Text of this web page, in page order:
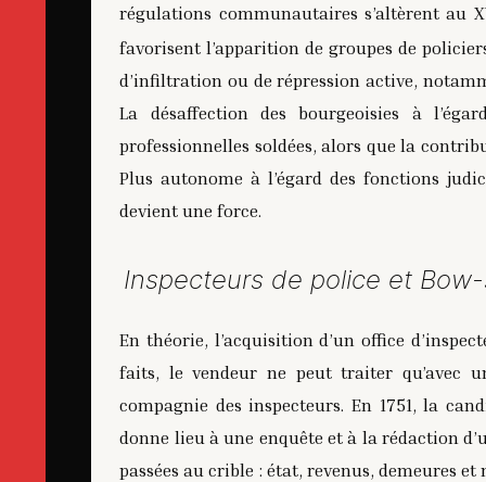
régulations communautaires s’altèrent au
favorisent l’apparition de groupes de
d’infiltration ou de répression active,
La désaffection des bourgeoisies à
professionnelles soldées, alors que la
Plus autonome à l’égard des fonctions
devient une force.
Inspecteurs de police et
En théorie, l’acquisition d’un office
faits, le vendeur ne peut traiter qu’avec
compagnie des inspecteurs. En 1751, la
donne lieu à une enquête et à la rédaction
passées au crible : état, revenus, demeures